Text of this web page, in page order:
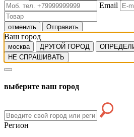
Email
отменить Отправить
Ваш город
москва ДРУГОЙ ГОРОД
НЕ СПРАШИВАТЬ
выберите ваш город
Регион